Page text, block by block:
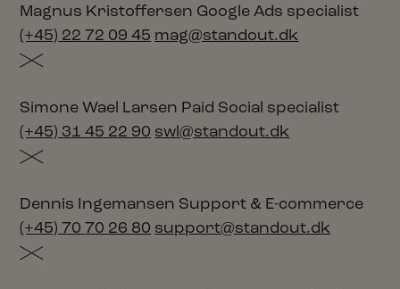
Magnus Kristoffersen Google Ads specialist
(+45) 22 72 09 45 mag@standout.dk
Simone Wael Larsen Paid Social specialist
(+45) 31 45 22 90 swl@standout.dk
Dennis Ingemansen Support & E-commerce
(+45) 70 70 26 80 support@standout.dk